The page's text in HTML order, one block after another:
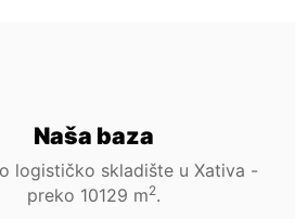
Naša baza
logističko skladište u Xativa -
preko 10500 m2.